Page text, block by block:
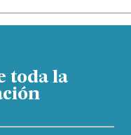
toda la